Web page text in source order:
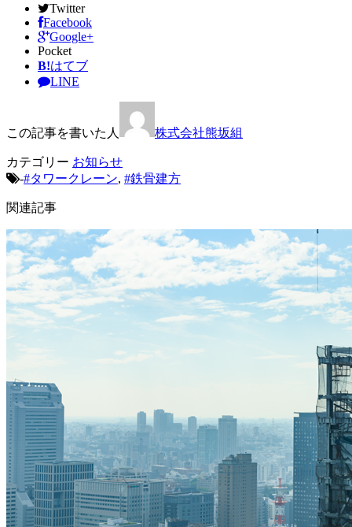
Twitter
Facebook
Google+
Pocket
B!はてブ
LINE
この記事を書いた人 株式会社熊坂組
カテゴリー お知らせ
-#タワークレーン, #鉄骨建方
関連記事